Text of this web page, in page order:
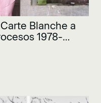
Blanche a
1978-